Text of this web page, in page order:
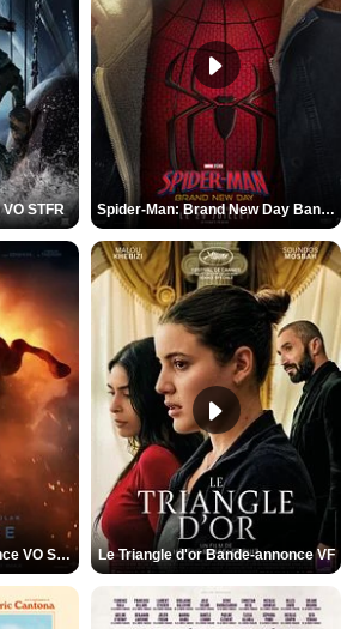
STFR Spider-Man: Brand New Day Bande-annonce VO STFR
L'Odyssée Bande-annonce VO STFR Le Triangle d'or Bande-annonce VF